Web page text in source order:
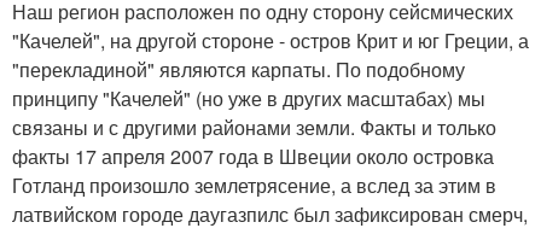
Наш регион расположен по одну сторону сейсмических
"Качелей", на другой стороне - остров Крит и юг Греции, а
"перекладиной" являются карпаты. По подобному
принципу "Качелей" (но уже в других масштабах) мы
связаны и с другими районами земли. Факты и только
факты 17 апреля 2007 года в Швеции около островка
Готланд произошло землетрясение, а вслед за этим в
латвийском городе даугазпилс был зафиксирован смерч,